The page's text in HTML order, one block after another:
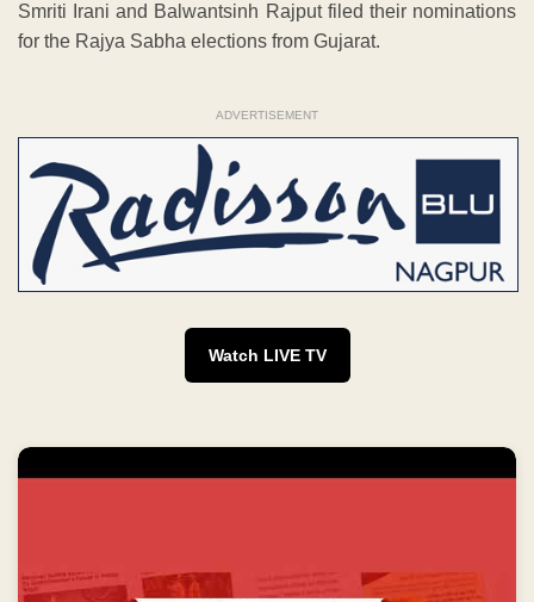
Smriti Irani and Balwantsinh Rajput filed their nominations
for the Rajya Sabha elections from Gujarat.
ADVERTISEMENT
Watch LIVE TV